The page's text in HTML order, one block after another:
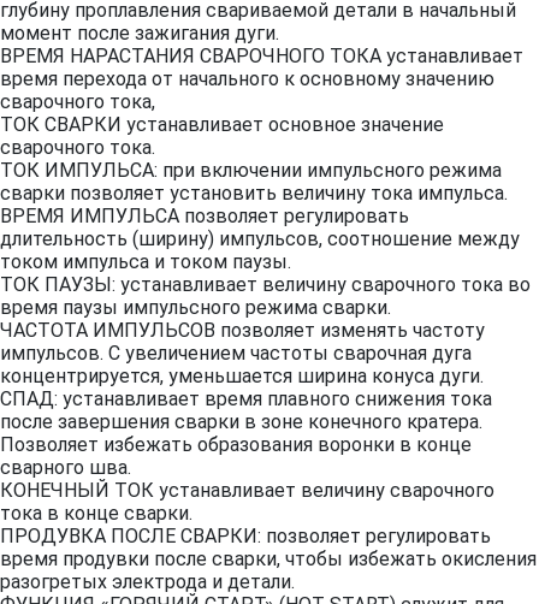
глубину проплавления свариваемой детали в начальный
момент после зажигания дуги.
ВРЕМЯ НАРАСТАНИЯ СВАРОЧНОГО ТОКА устанавливает
время перехода от начального к основному значению
сварочного тока,
ТОК СВАРКИ устанавливает основное значение
сварочного тока.
ТОК ИМПУЛЬСА: при включении импульсного режима
сварки позволяет установить величину тока импульса.
ВРЕМЯ ИМПУЛЬСА позволяет регулировать
длительность (ширину) импульсов, соотношение между
током импульса и током паузы.
ТОК ПАУЗЫ: устанавливает величину сварочного тока во
время паузы импульсного режима сварки.
ЧАСТОТА ИМПУЛЬСОВ позволяет изменять частоту
импульсов. С увеличением частоты сварочная дуга
концентрируется, уменьшается ширина конуса дуги.
СПАД: устанавливает время плавного снижения тока
после завершения сварки в зоне конечного кратера.
Позволяет избежать образования воронки в конце
сварного шва.
КОНЕЧНЫЙ ТОК устанавливает величину сварочного
тока в конце сварки.
ПРОДУВКА ПОСЛЕ СВАРКИ: позволяет регулировать
время продувки после сварки, чтобы избежать окисления
разогретых электрода и детали.